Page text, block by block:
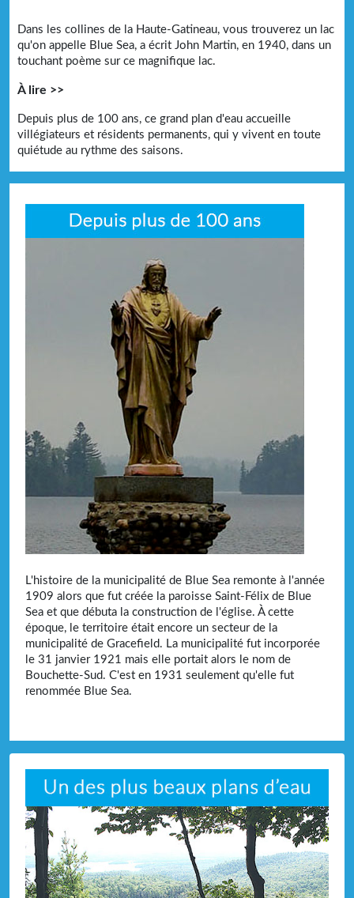
Dans les collines de la Haute-Gatineau, vous trouverez un lac
qu'on appelle Blue Sea, a écrit John Martin, en 1940, dans un
touchant poème sur ce magnifique lac.
À lire >>
Depuis plus de 100 ans, ce grand plan d'eau accueille
villégiateurs et résidents permanents, qui y vivent en toute
quiétude au rythme des saisons.
L'histoire de la municipalité de Blue Sea remonte à l'année
1909 alors que fut créée la paroisse Saint-Félix de Blue
Sea et que débuta la construction de l'église. À cette
époque, le territoire était encore un secteur de la
municipalité de Gracefield. La municipalité fut incorporée
le 31 janvier 1921 mais elle portait alors le nom de
Bouchette-Sud. C'est en 1931 seulement qu'elle fut
renommée Blue Sea.